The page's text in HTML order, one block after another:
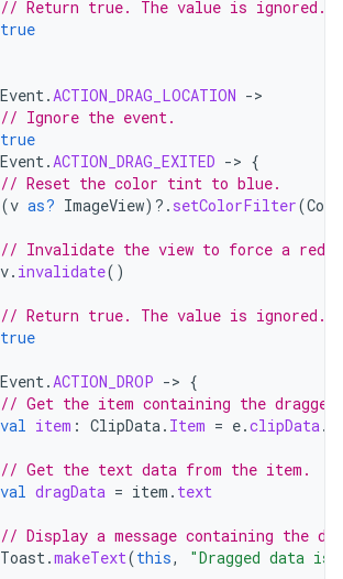
// Return true. The value is ignored.
true
.ACTION_DRAG_LOCATION -
// Ignore the event.
true
.ACTION_DRAG_EXITED -> {
// Reset the color tint to blue.
(v as? ImageView) ?. setColorFilter(
// Invalidate the view to force a
v. invalidate()
// Return true. The value is ignored.
true
.ACTION_DROP -> {
// Get the item containing the
val item : ClipData. Item = e.clipData.
// Get the text data from the item.
val dragData = item . text
// Display a message containing the
Toast.makeText(this, "Dragged data is